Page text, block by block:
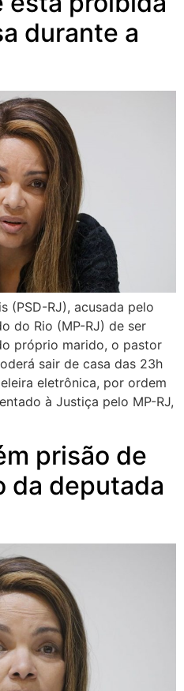
durante a
(PSD-RJ), acusada pelo
do Rio (MP-RJ) de ser
próprio marido, o pastor
sair de casa das 23h
eletrônica, por ordem
à Justiça pelo MP-RJ,
prisão de
da deputada